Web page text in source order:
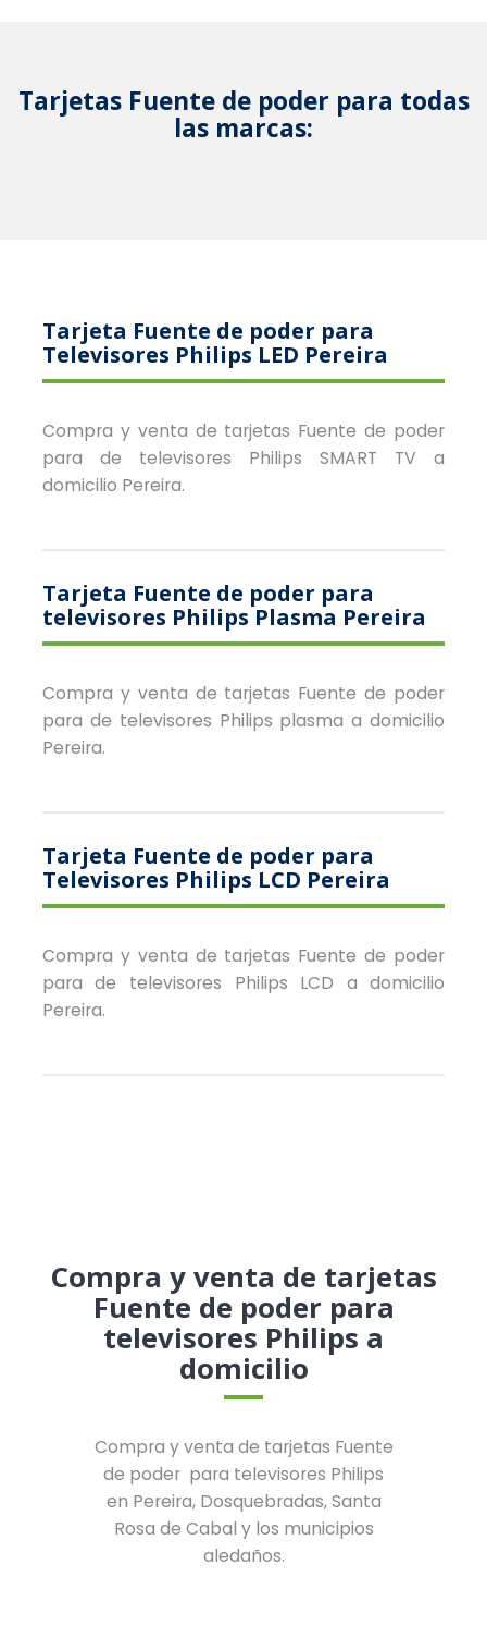
Tarjetas Fuente de poder para todas
las marcas:
Tarjeta Fuente de poder para
Televisores Philips LED Pereira
Compra y venta de tarjetas Fuente de poder
para de televisores Philips SMART TV a
domicilio Pereira.
Tarjeta Fuente de poder para
televisores Philips Plasma Pereira
Compra y venta de tarjetas Fuente de poder
para de televisores Philips plasma a domicilio
Pereira.
Tarjeta Fuente de poder para
Televisores Philips LCD Pereira
Compra y venta de tarjetas Fuente de poder
para de televisores Philips LCD a domicilio
Pereira.
Compra y venta de tarjetas
Fuente de poder para
televisores Philips a
domicilio
Compra y venta de tarjetas Fuente
de poder para televisores Philips
en Pereira, Dosquebradas, Santa
Rosa de Cabal y los municipios
aledaños.